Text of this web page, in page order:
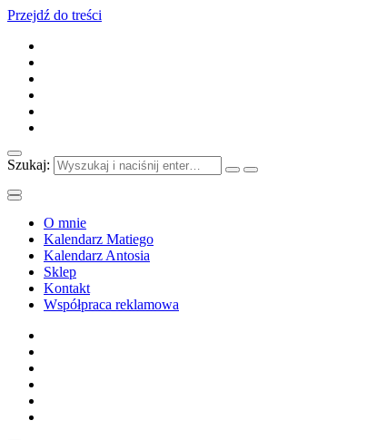
Przejdź do treści
Szukaj:
O mnie
Kalendarz Matiego
Kalendarz Antosia
Sklep
Kontakt
Współpraca reklamowa